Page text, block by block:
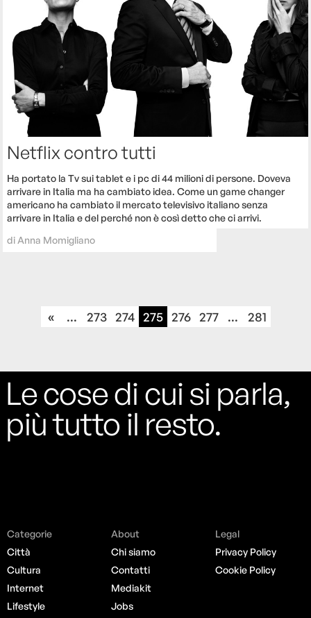
Netflix contro tutti
Ha portato la Tv sui tablet e i pc di 44 milioni di persone. Doveva
arrivare in Italia ma ha cambiato idea. Come un game changer
americano ha cambiato il mercato televisivo italiano senza
arrivare in Italia e del perché non è così detto che ci arrivi.
di Anna Momigliano
« ... 273 274 275 276 277 ... 281
Le cose di cui si parla,
più tutto il resto.
Categorie
Città
Cultura
Internet
Lifestyle
About
Chi siamo
Contatti
Mediakit
Jobs
Legal
Privacy Policy
Cookie Policy